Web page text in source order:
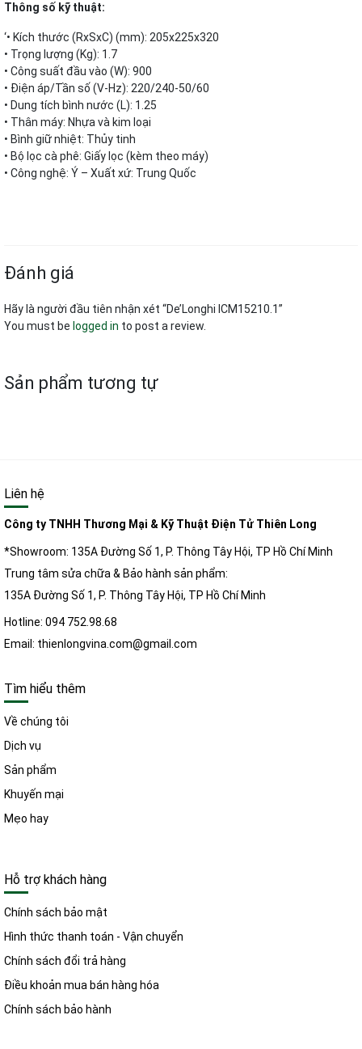
Thông số kỹ thuật:
‘• Kích thước (RxSxC) (mm): 205x225x320
• Trọng lượng (Kg): 1.7
• Công suất đầu vào (W): 900
• Điện áp/Tần số (V-Hz): 220/240-50/60
• Dung tích bình nước (L): 1.25
• Thân máy: Nhựa và kim loại
• Bình giữ nhiệt: Thủy tinh
• Bộ lọc cà phê: Giấy lọc (kèm theo máy)
• Công nghệ: Ý – Xuất xứ: Trung Quốc
Đánh giá
Hãy là người đầu tiên nhận xét “De’Longhi ICM15210.1”
You must be logged in to post a review.
Sản phẩm tương tự
Liên hệ
Công ty TNHH Thương Mại & Kỹ Thuật Điện Tử Thiên Long
*Showroom: 135A Đường Số 1, P. Thông Tây Hội, TP Hồ Chí Minh
Trung tâm sửa chữa & Bảo hành sản phẩm:
135A Đường Số 1, P. Thông Tây Hội, TP Hồ Chí Minh
Hotline: 094 752.98.68
Email: thienlongvina.com@gmail.com
Tìm hiểu thêm
Về chúng tôi
Dịch vụ
Sản phẩm
Khuyến mại
Mẹo hay
Hỗ trợ khách hàng
Chính sách bảo mật
Hình thức thanh toán - Vận chuyển
Chính sách đổi trả hàng
Điều khoản mua bán hàng hóa
Chính sách bảo hành